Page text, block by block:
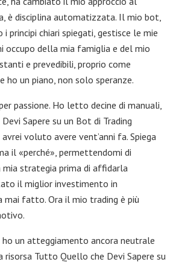
è disciplina automatizzata. Il mio bot,
principi chiari spiegati, gestisce le mie
occupo della mia famiglia e del mio
e prevedibili, proprio come
ho un piano, non solo speranze.
passione. Ho letto decine di manuali,
Sapere su un Bot di Trading
voluto avere vent’anni fa. Spiega
il «perché», permettendomi di
strategia prima di affidarla
il miglior investimento in
mai fatto. Ora il mio trading è più
ho un atteggiamento ancora neutrale
risorsa Tutto Quello che Devi Sapere su